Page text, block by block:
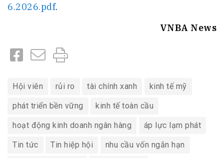
6.2026.pdf.
VNBA News
Hội viên rủi ro tài chính xanh kinh tế mỹ
phát triển bền vững kinh tế toàn cầu
hoạt động kinh doanh ngân hàng áp lực lạm phát
Tin tức Tin hiệp hội nhu cầu vốn ngắn hạn